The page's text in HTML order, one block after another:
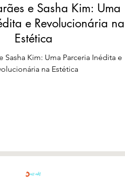
e Sasha Kim: Uma
e Revolucionária na
Estética
Sasha Kim: Uma Parceria Inédita e
na Estética